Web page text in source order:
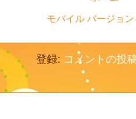
モバイル バージョ
登録: コメントの投